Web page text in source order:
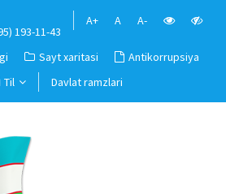
193-11-43
A+ A A-
Sayt xaritasi
Antikorrupsiya
Til
Davlat ramzlari